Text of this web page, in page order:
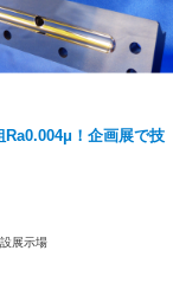
Ra0.004μ！企画展で技
展示場